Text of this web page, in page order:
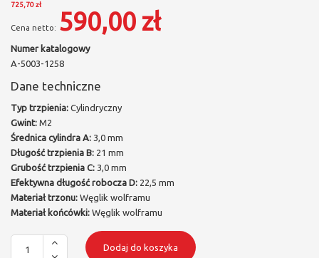
725,70 zł
590,00 zł
Numer katalogowy
A-5003-1258
Dane techniczne
Typ trzpienia: Cylindryczny
Gwint: M2
Średnica cylindra A: 3,0 mm
Długość trzpienia B: 21 mm
Grubość trzpienia C: 3,0 mm
Efektywna długość robocza D: 22,5 mm
Materiał trzonu: Węglik wolframu
Materiał końcówki: Węglik wolframu
Dodaj do koszyka